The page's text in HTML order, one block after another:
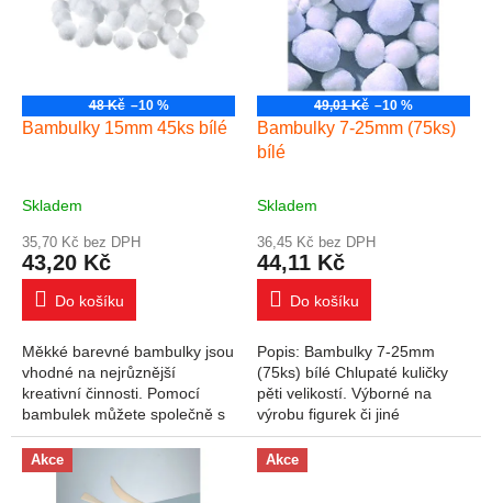
48 Kč –10 %
Bambulky 15mm 45ks bílé
Skladem
35,70 Kč bez DPH
43,20 Kč
Do košíku
Měkké barevné bambulky jsou
vhodné na nejrůznější
kreativní činnosti. Pomocí
bambulek můžete společně s
dětmi vytvořit různé figurky,
zvířátka či ozdoby. Děti se
pomocí nich...
49,01 Kč –10 %
Bambulky 7-25mm (75ks)
bílé
Skladem
36,45 Kč bez DPH
44,11 Kč
Do košíku
Popis: Bambulky 7-25mm
(75ks) bílé Chlupaté kuličky
pěti velikostí. Výborné na
výrobu figurek či jiné
dekorace. Velikost: 7mm,
10mm, 15mm, 20mm, 25mm.
Cena za jedno balení.
Akce Akce